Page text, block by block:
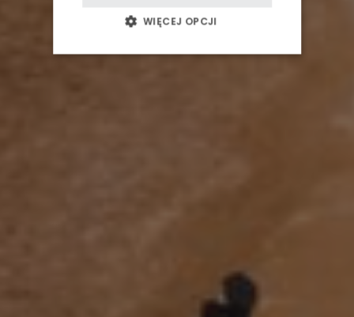
Home Blog
WIĘCEJ OPCJI